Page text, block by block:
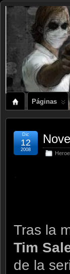
Páginas
Dic
12
2008
Tras la
Tim
de la